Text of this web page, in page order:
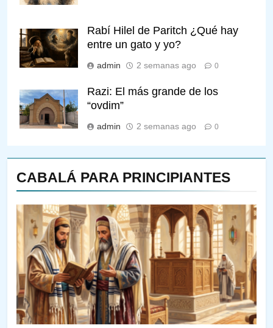
CABALÁ PARA PRINCIPIANTES
143
¿QUIÉN ES SABIO? EL QUE
VE LO QUE VA A NACER
PENSAMIENTO JUDÍO PIRKEI AVOT
144
Rabí Hilel de Paritch ¿Qué hay
entre un gato y yo?
admin 2 semanas ago 0
Razi: El más grande de los
“ovdim”
admin 2 semanas ago 0